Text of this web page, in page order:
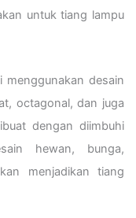
untuk tiang lampu
menggunakan desain
octagonal, dan juga
dengan diimbuhi
hewan, bunga,
menjadikan tiang